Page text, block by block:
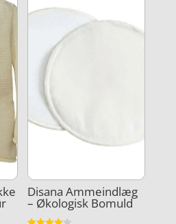
Disana Ammeindlæg
– Økologisk Bomuld